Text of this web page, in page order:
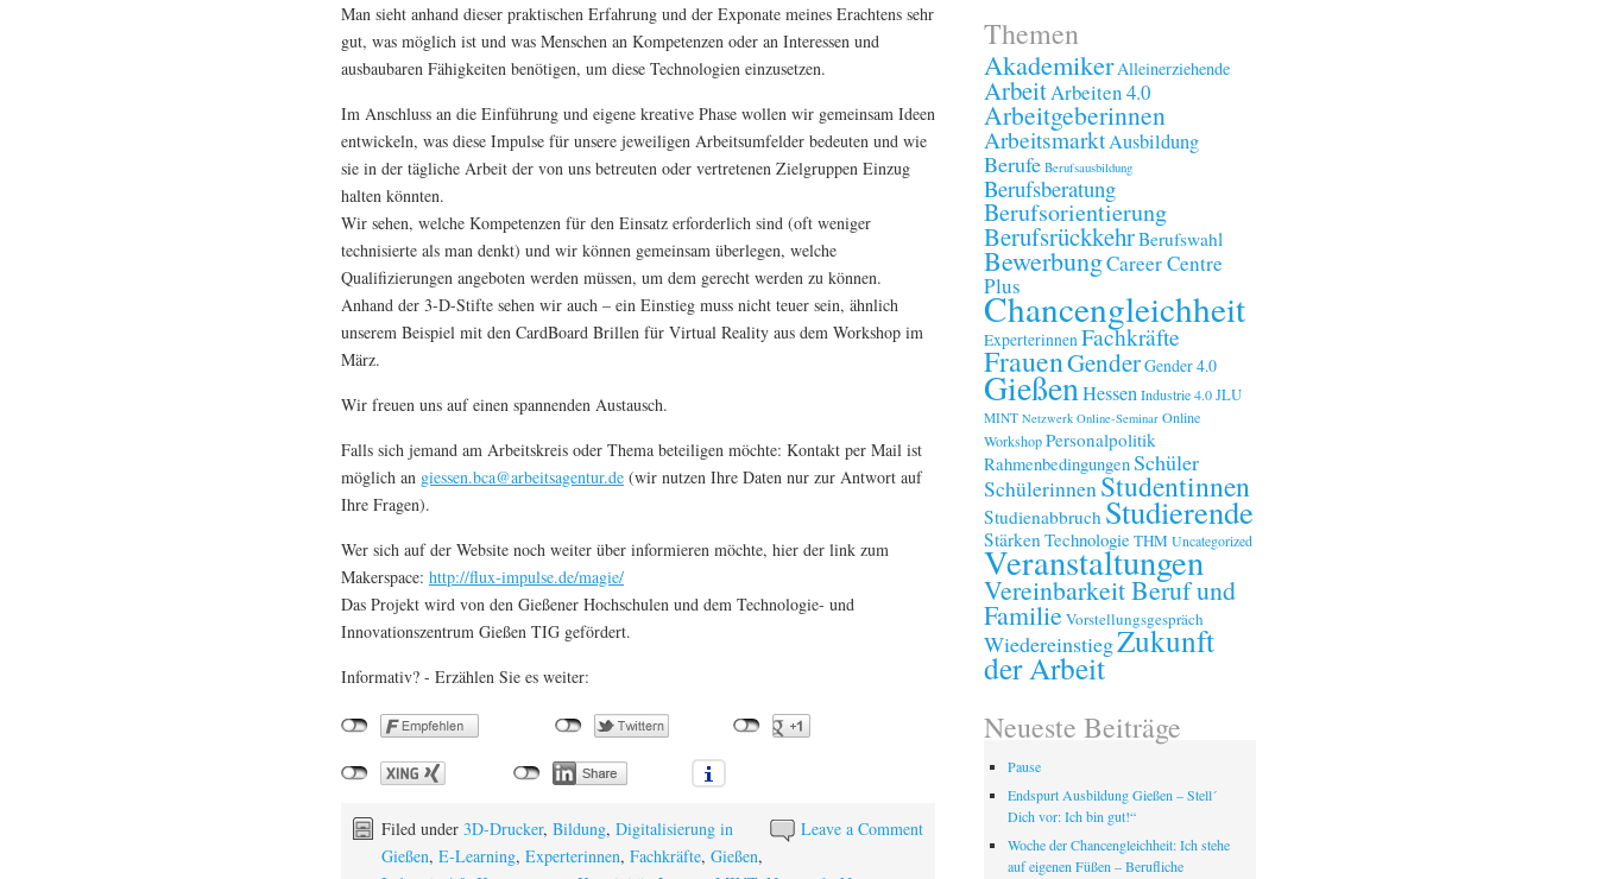
Man sieht anhand dieser praktischen Erfahrung und der Exponate meines Erachtens sehr
gut, was möglich ist und was Menschen an Kompetenzen oder an Interessen und
ausbaubaren Fähigkeiten benötigen, um diese Technologien einzusetzen.
Im Anschluss an die Einführung und eigene kreative Phase wollen wir gemeinsam Ideen
entwickeln, was diese Impulse für unsere jeweiligen Arbeitsumfelder bedeuten und wie
sie in der tägliche Arbeit der von uns betreuten oder vertretenen Zielgruppen Einzug
halten könnten.
Wir sehen, welche Kompetenzen für den Einsatz erforderlich sind (oft weniger
technisierte als man denkt) und wir können gemeinsam überlegen, welche
Qualifizierungen angeboten werden müssen, um dem gerecht werden zu können.
Anhand der 3-D-Stifte sehen wir auch – ein Einstieg muss nicht teuer sein, ähnlich
unserem Beispiel mit den CardBoard Brillen für Virtual Reality aus dem Workshop im
März.
Wir freuen uns auf einen spannenden Austausch.
Falls sich jemand am Arbeitskreis oder Thema beteiligen möchte: Kontakt per Mail ist
möglich an giessen.bca@arbeitsagentur.de (wir nutzen Ihre Daten nur zur Antwort auf
Ihre Fragen).
Wer sich auf der Website noch weiter über informieren möchte, hier der link zum
Makerspace: http://flux-impulse.de/magie/
Das Projekt wird von den Gießener Hochschulen und dem Technologie- und
Innovationszentrum Gießen TIG gefördert.
Informativ? - Erzählen Sie es weiter:
Leave a Comment
Filed under 3D-Drucker, Bildung, Digitalisierung in
Gießen, E-Learning, Experterinnen, Fachkräfte, Gießen,
Themen
AkademikerAlleinerziehende
ArbeitArbeiten 4.0
Arbeitgeberinnen
ArbeitsmarktAusbildung
Berufe Berufsausbildung
Berufsberatung
Berufsorientierung
BerufsrückkehrBerufswahl
BewerbungCareer Centre
Plus
Chancengleichheit
ExperterinnenFachkräfte
FrauenGenderGender 4.0
GießenHessen Industrie 4.0 JLU
MINT Netzwerk Online-Seminar Online
Workshop Personalpolitik
RahmenbedingungenSchüler
SchülerinnenStudentinnen
Studienabbruch Studierende
Stärken TechnologieTHM Uncategorized
Veranstaltungen
Vereinbarkeit Beruf und
Familie Vorstellungsgespräch
WiedereinstiegZukunft
der Arbeit
Neueste Beiträge
Pause
Endspurt Ausbildung Gießen – Stell´
Dich vor: Ich bin gut!“
Woche der Chancengleichheit: Ich stehe
auf eigenen Füßen – Berufliche